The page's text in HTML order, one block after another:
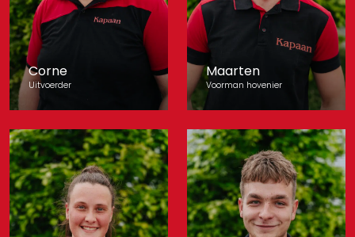
Corne
Uitvoerder
Maarten
Voorman hovenier